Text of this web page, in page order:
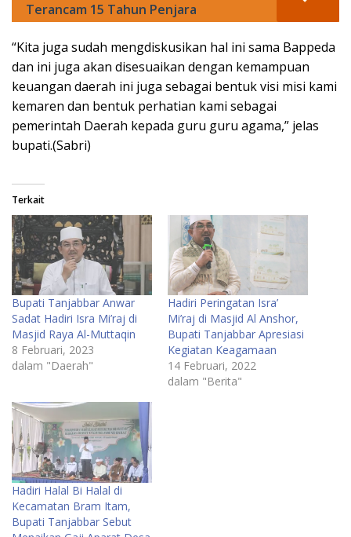
Terancam 15 Tahun Penjara
“Kita juga sudah mengdiskusikan hal ini sama Bappeda
dan ini juga akan disesuaikan dengan kemampuan
keuangan daerah ini juga sebagai bentuk visi misi kami
kemaren dan bentuk perhatian kami sebagai
pemerintah Daerah kepada guru guru agama,” jelas
bupati.(Sabri)
Terkait
Bupati Tanjabbar Anwar
Sadat Hadiri Isra Mi’raj di
Masjid Raya Al-Muttaqin
8 Februari, 2023
dalam "Daerah"
Hadiri Peringatan Isra’
Mi’raj di Masjid Al Anshor,
Bupati Tanjabbar Apresiasi
Kegiatan Keagamaan
14 Februari, 2022
dalam "Berita"
Hadiri Halal Bi Halal di
Kecamatan Bram Itam,
Bupati Tanjabbar Sebut